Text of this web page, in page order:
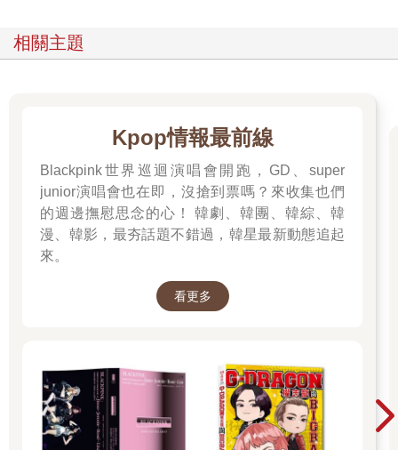
相關主題
Kpop情報最前線
Blackpink世界巡迴演唱會開跑，GD、super
junior演唱會也在即，沒搶到票嗎？來收集也們
的週邊撫慰思念的心！ 韓劇、韓團、韓綜、韓
漫、韓影，最夯話題不錯過，韓星最新動態追起
來。
看更多